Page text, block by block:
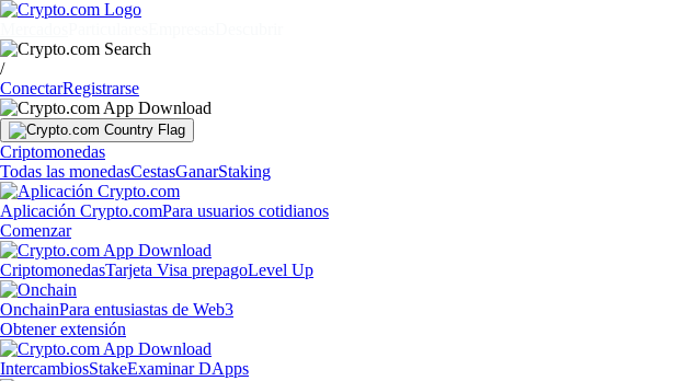
/
ConectarRegistrarse
Criptomonedas
Todas las monedasCestasGanarStaking
Aplicación Crypto.comPara usuarios cotidianos
Comenzar
CriptomonedasTarjeta Visa prepagoLevel Up
OnchainPara entusiastas de Web3
Obtener extensión
IntercambiosStakeExaminar DApps